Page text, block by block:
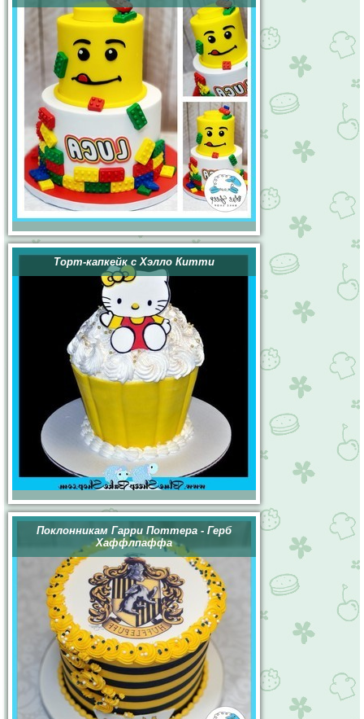
Торт-капкейк с Хэлло Китти
Поклонникам Гарри Поттера - Герб
Хаффлпаффа